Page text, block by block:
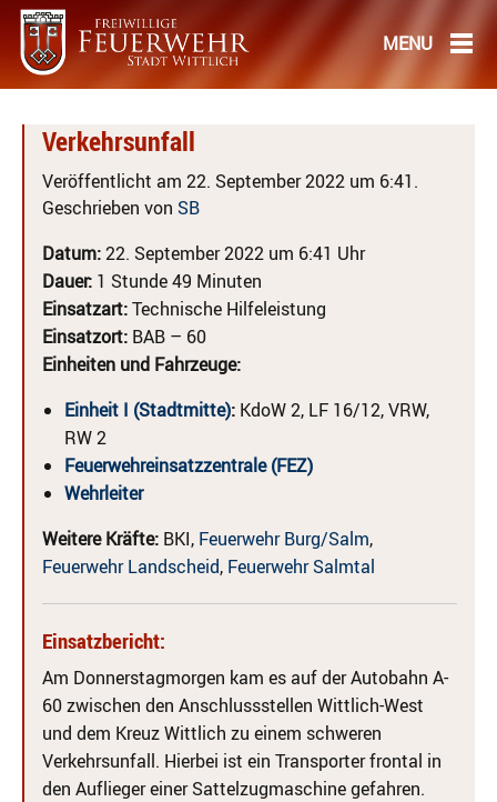
Verkehrsunfall
Veröffentlicht am 22. September 2022 um 6:41.
Geschrieben von SB
Datum:22. September 2022 um 6:41 Uhr
Dauer: 1 Stunde 49 Minuten
Einsatzart:Technische Hilfeleistung
Einsatzort: BAB – 60
Einheiten und Fahrzeuge:
Einheit I (Stadtmitte): KdoW 2, LF 16/12, VRW,
RW 2
Feuerwehreinsatzzentrale (FEZ)
Wehrleiter
Weitere Kräfte: BKI, Feuerwehr Burg/Salm,
Feuerwehr Landscheid, Feuerwehr Salmtal
Einsatzbericht:
Am Donnerstagmorgen kam es auf der Autobahn A-
60 zwischen den Anschlussstellen Wittlich-West
und dem Kreuz Wittlich zu einem schweren
Verkehrsunfall. Hierbei ist ein Transporter frontal in
den Auflieger einer Sattelzugmaschine gefahren.